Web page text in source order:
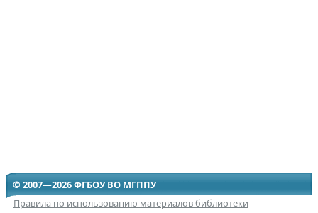
© 2007—2026 ФГБОУ ВО МГППУ
Правила по использованию материалов библиотеки